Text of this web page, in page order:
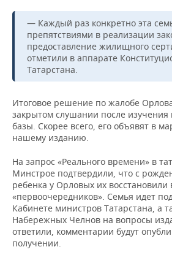
— Каждый раз конкретно эта
препятствиями в реализации
предоставление жилищного
отметили в аппарате
Татарстана.
Итоговое решение по жалобе
закрытом слушании после изучения
базы. Скорее всего, его объявят в
нашему изданию.
На запрос «Реального времени» в
Минстрое подтвердили, что с
ребенка у Орловых их восстановили
«первоочередников». Семья идет
Кабинете министров Татарстана, а
Набережных Челнов на вопросы
ответили, комментарии будут
получении.